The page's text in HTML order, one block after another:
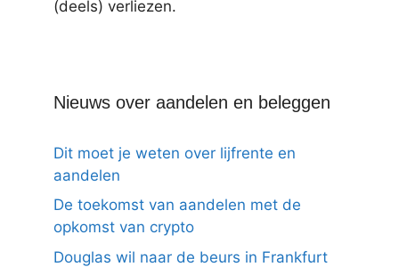
(deels) verliezen.
Nieuws over aandelen en beleggen
Dit moet je weten over lijfrente en
aandelen
De toekomst van aandelen met de
opkomst van crypto
Douglas wil naar de beurs in Frankfurt